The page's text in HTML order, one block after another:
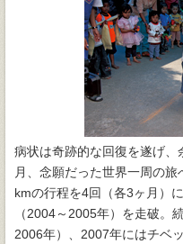
病状は奇跡的な回復を遂げ
月、念願だった世界一周の
kmの行程を4回（各3ヶ月）
（2004～2005年）を走破。
2006年）、2007年にはチベ